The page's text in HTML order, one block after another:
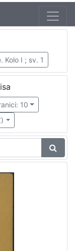
Kolo I ; sv. 1
10